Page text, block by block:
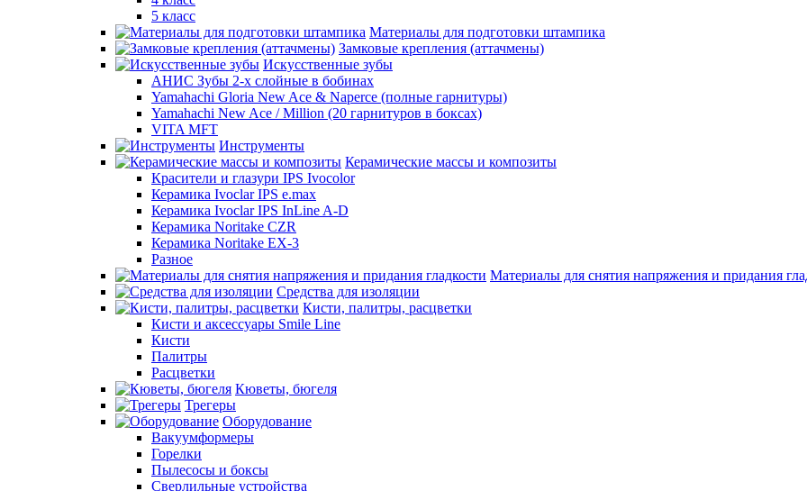
5 класс
Материалы для подготовки штампика
Замковые крепления (аттачмены)
Искусственные зубы
АНИС Зубы 2-х слойные в бобинах
Yamahachi Gloria New Ace & Naperce (полные гарнитуры)
Yamahachi New Ace / Million (20 гарнитуров в боксах)
VITA MFT
Инструменты
Керамические массы и композиты
Красители и глазури IPS Ivocolor
Керамика Ivoclar IPS e.max
Керамика Ivoclar IPS InLine A-D
Керамика Noritake CZR
Керамика Noritake EX-3
Разное
Материалы для снятия напряжения и придания
Средства для изоляции
Кисти, палитры, расцветки
Кисти и аксессуары Smile Line
Кисти
Палитры
Расцветки
Кюветы, бюгеля
Трегеры
Оборудование
Вакуумформеры
Горелки
Пылесосы и боксы
Сверлильные устройства